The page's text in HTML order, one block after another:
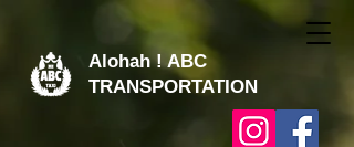
Alohah ! ABC
TRANSPORTATION